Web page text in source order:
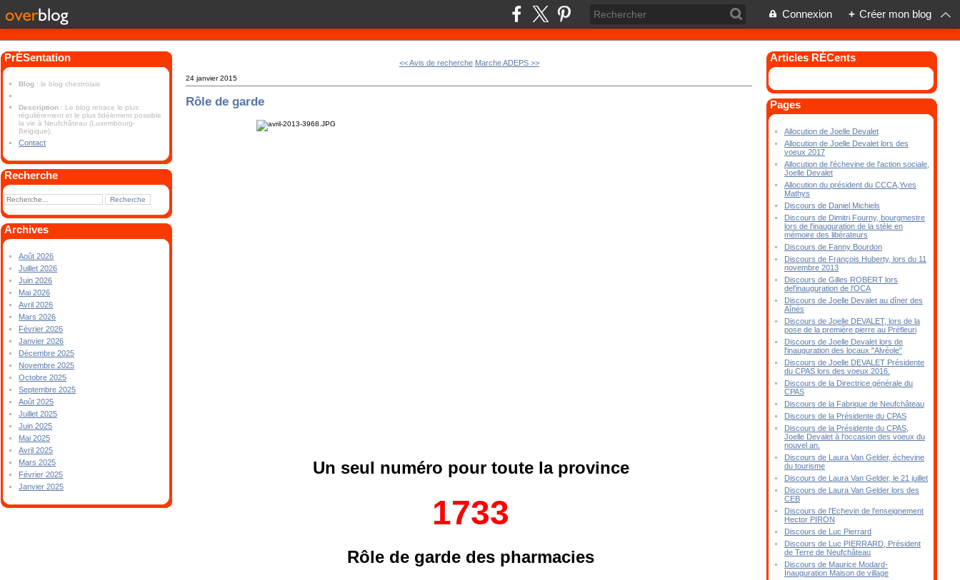
Connexion + Créer mon blog
PrÉSentation
Blog : le blog chestrolais
Description : Le blog retrace le plus
régulièrement et le plus fidèlement possible
la vie à Neufchâteau (Luxembourg-
Belgique).
Contact
Recherche
Archives
Août 2026
Juillet 2026
Juin 2026
Mai 2026
Avril 2026
Mars 2026
Février 2026
Janvier 2026
Décembre 2025
Novembre 2025
Octobre 2025
Septembre 2025
Août 2025
Juillet 2025
Juin 2025
Mai 2025
Avril 2025
Mars 2025
Février 2025
Janvier 2025
<< Avis de recherche Marche ADEPS >>
24 janvier 2015
Rôle de garde
Un seul numéro pour toute la province
1733
Rôle de garde des pharmacies
Articles RÉCents
Pages
Allocution de Joelle Devalet
Allocution de Joelle Devalet lors des
voeux 2017
Allocution de l'échevine de l'action sociale,
Joelle Devalet
Allocution du président du CCCA,Yves
Mathys
Discours de Daniel Michiels
Discours de Dimitri Fourny, bourgmestre
lors de l'inauguration de la stèle en
mémoire des libérateurs
Discours de Fanny Bourdon
Discours de François Huberty, lors du 11
novembre 2013
Discours de Gilles ROBERT lors
del'inauguration de l'OCA
Discours de Joelle Devalet au dîner des
Aînés
Discours de Joelle DEVALET, lors de la
pose de la première pierre au Préfleuri
Discours de Joelle Devalet lors de
l'inauguration des locaux "Alvéole"
Discours de Joelle DEVALET Présidente
du CPAS lors des voeux 2016.
Discours de la Directrice générale du
CPAS
Discours de la Fabrique de Neufchâteau
Discours de la Présidente du CPAS
Discours de la Présidente du CPAS,
Joelle Devalet à l'occasion des voeux du
nouvel an.
Discours de Laura Van Gelder, échevine
du tourisme
Discours de Laura Van Gelder, le 21 juillet
Discours de Laura Van Gelder lors des
CEB
Discours de l'Echevin de l'enseignement
Hector PIRON
Discours de Luc Pierrard
Discours de Luc PIERRARD, Président
de Terre de Neufchâteau
Discours de Maurice Modard-
Inauguration Maison de village